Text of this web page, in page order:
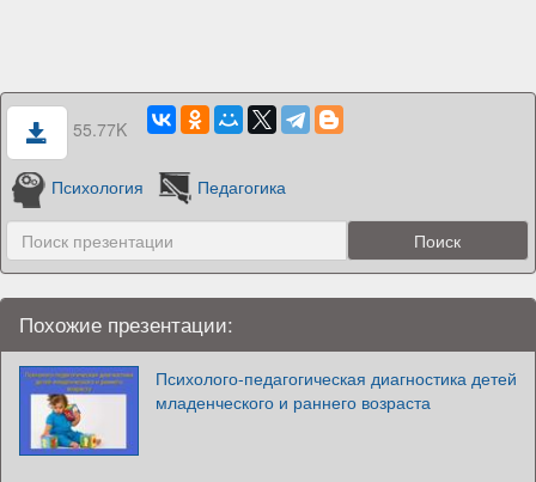
55.77K
Психология Педагогика
Похожие презентации:
Психолого-педагогическая диагностика детей
младенческого и раннего возраста